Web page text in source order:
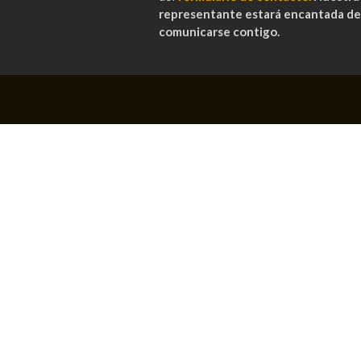
representante estará encantada de
comunicarse contigo.